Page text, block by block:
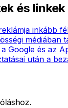
és linkek
inkább
médiában
Google és az
után a